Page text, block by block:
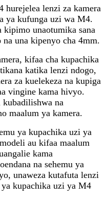
hurejelea lenzi za kamera
ya kufunga uzi wa M4.
unaotumika sana
una kipenyo cha 4mm.
kifaa cha kupachika
katika lenzi ndogo,
za kuelekeza na kupiga
vingine kama hivyo.
na
maalum ya kamera.
ya kupachika uzi ya
au kifaa maalum
kama
na sehemu ya
unaweza kutafuta lenzi
ya kupachika uzi ya M4